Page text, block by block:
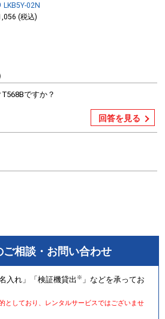
LKB5Y-02N
(税込)
ですか？
回答を見る
ご相談・お問い合わせ
入れ」「検証機貸出 ※ 」などを承ってお
としており、レンタルサービスではございませ